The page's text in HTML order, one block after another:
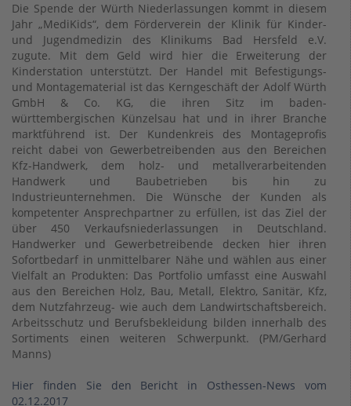
Die Spende der Würth Niederlassungen kommt in diesem
Jahr „MediKids“, dem Förderverein der Klinik für Kinder-
und Jugendmedizin des Klinikums Bad Hersfeld e.V.
zugute. Mit dem Geld wird hier die Erweiterung der
Kinderstation unterstützt. Der Handel mit Befestigungs-
und Montagematerial ist das Kerngeschäft der Adolf Würth
GmbH & Co. KG, die ihren Sitz im baden-
württembergischen Künzelsau hat und in ihrer Branche
marktführend ist. Der Kundenkreis des Montageprofis
reicht dabei von Gewerbetreibenden aus den Bereichen
Kfz-Handwerk, dem holz- und metallverarbeitenden
Handwerk und Baubetrieben bis hin zu
Industrieunternehmen. Die Wünsche der Kunden als
kompetenter Ansprechpartner zu erfüllen, ist das Ziel der
über 450 Verkaufsniederlassungen in Deutschland.
Handwerker und Gewerbetreibende decken hier ihren
Sofortbedarf in unmittelbarer Nähe und wählen aus einer
Vielfalt an Produkten: Das Portfolio umfasst eine Auswahl
aus den Bereichen Holz, Bau, Metall, Elektro, Sanitär, Kfz,
dem Nutzfahrzeug- wie auch dem Landwirtschaftsbereich.
Arbeitsschutz und Berufsbekleidung bilden innerhalb des
Sortiments einen weiteren Schwerpunkt. (PM/Gerhard
Manns)
Hier finden Sie den Bericht in Osthessen-News vom
02.12.2017